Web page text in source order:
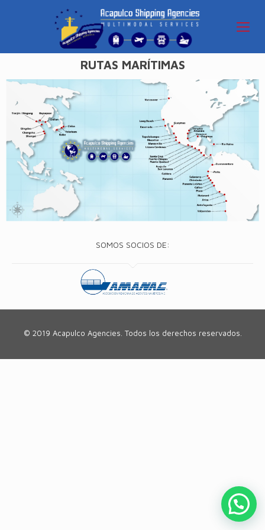
RUTAS MARÍTIMAS
SOMOS SOCIOS DE:
© 2019 Acapulco Agencies. Todos los derechos reservados.